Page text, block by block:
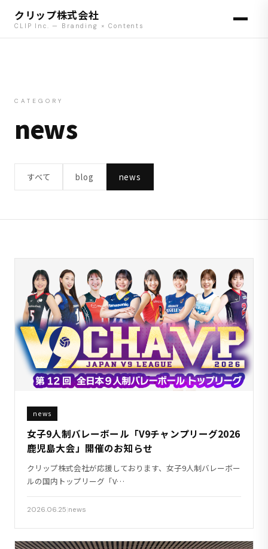
クリップ株式会社
CLIP Inc. — Branding × Contents
CATEGORY
news
すべて blog news
news
女子9人制バレーボール「V9チャンプリーグ2026
鹿児島大会」開催のお知らせ
クリップ株式会社が応援しております、女子9人制バレーボー
ルの国内トップリーグ「V…
2026.06.25 news